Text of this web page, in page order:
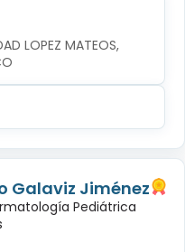
Galaviz Jiménez
Pediátrica